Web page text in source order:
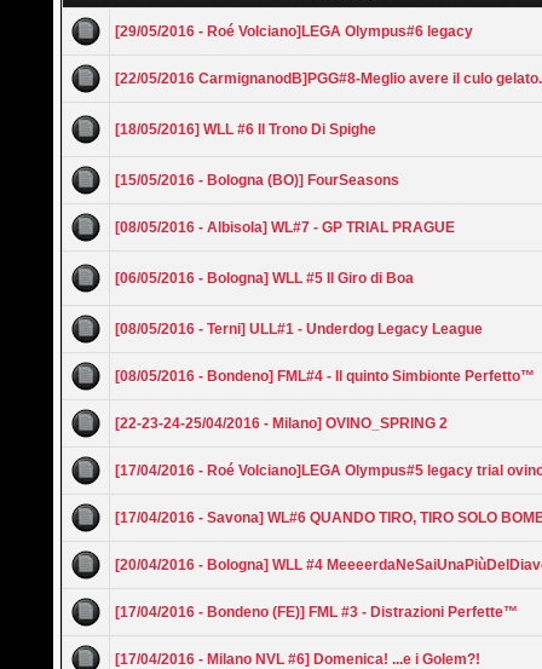
[29/05/2016 - Roé Volciano]LEGA Olympus#6 legacy
[22/05/2016 CarmignanodB]PGG#8-Meglio avere il culo
[18/05/2016] WLL #6 Il Trono Di Spighe
[15/05/2016 - Bologna (BO)] FourSeasons
[08/05/2016 - Albisola] WL#7 - GP TRIAL PRAGUE
[06/05/2016 - Bologna] WLL #5 Il Giro di Boa
[08/05/2016 - Terni] ULL#1 - Underdog Legacy League
[08/05/2016 - Bondeno] FML#4 - Il quinto Simbionte Perfetto™
[22-23-24-25/04/2016 - Milano] OVINO_SPRING 2
[17/04/2016 - Roé Volciano]LEGA Olympus#5 legacy trial
[17/04/2016 - Savona] WL#6 QUANDO TIRO, TIRO SOLO
[20/04/2016 - Bologna] WLL #4
[17/04/2016 - Bondeno (FE)] FML #3 - Distrazioni Perfette™
[17/04/2016 - Milano NVL #6] Domenica! ...e i Golem?!